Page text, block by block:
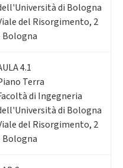
di Bologna
del Risorgimento, 2
Bologna
4.1
Terra
di Ingegneria
di Bologna
del Risorgimento, 2
Bologna